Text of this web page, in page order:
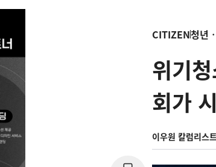
CITIZEN청년
위기
회가
이우원 칼럼리스트